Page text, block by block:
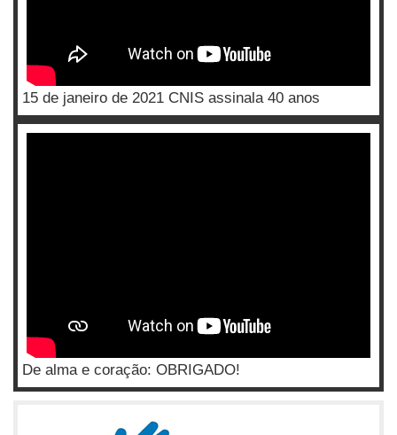
15 de janeiro de 2021 CNIS assinala 40 anos
De alma e coração: OBRIGADO!